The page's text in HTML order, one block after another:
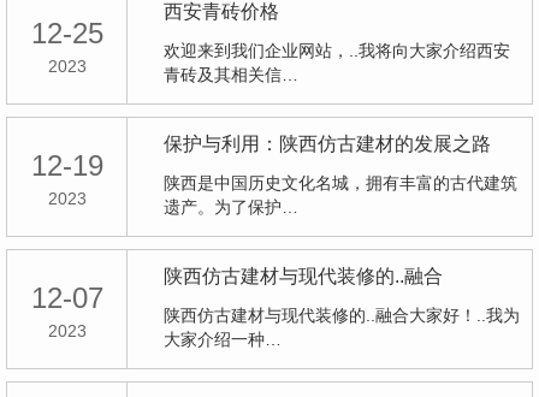
12-25
2023
西安青砖价格
欢迎来到我们企业网站，..我将向大家介绍西安
青砖及其相关信…
12-19
2023
保护与利用：陕西仿古建材的发展之路
陕西是中国历史文化名城，拥有丰富的古代建筑
遗产。为了保护…
12-07
2023
陕西仿古建材与现代装修的..融合
陕西仿古建材与现代装修的..融合大家好！..我为
大家介绍一种…